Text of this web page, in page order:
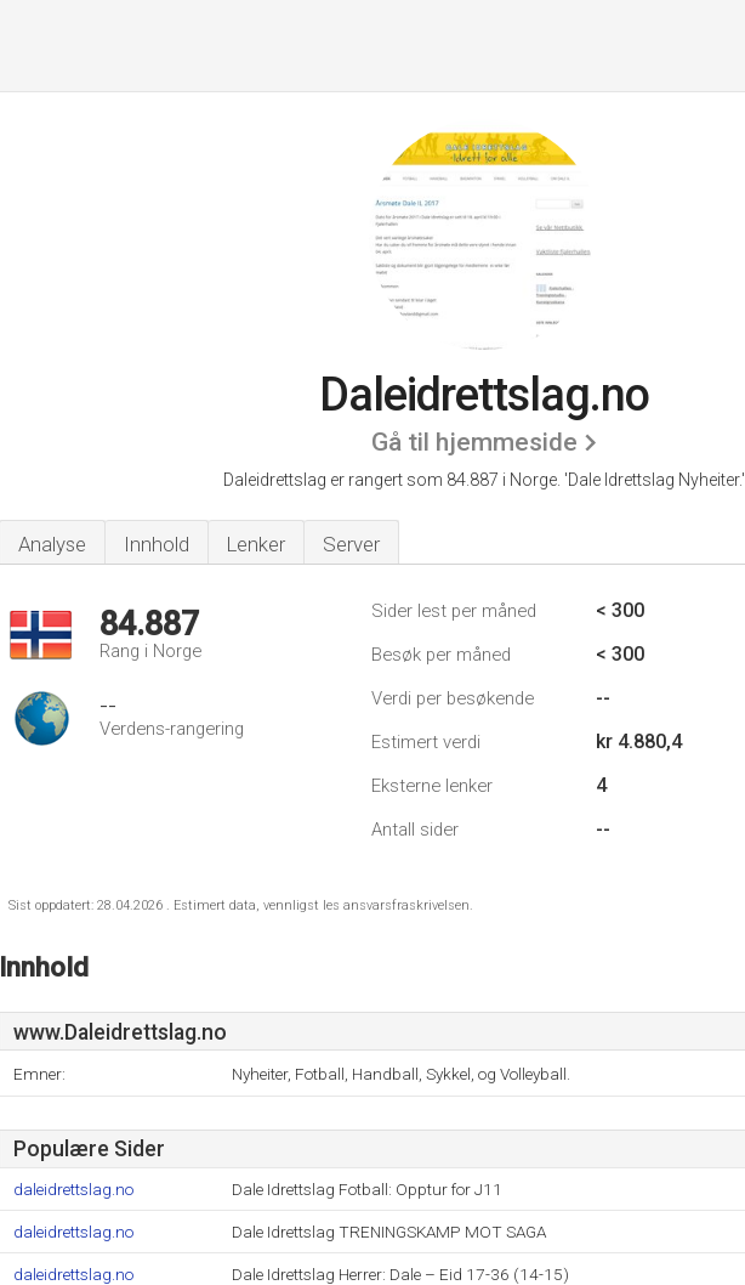
Daleidrettslag.no
Gå til hjemmeside
Daleidrettslag er rangert som 84.887 i Norge. 'Dale Idrettslag Nyheiter.'
Analyse Innhold Lenker Server
84.887
Rang i Norge
--
Verdens-rangering
Sider lest per måned < 300
Besøk per måned < 300
Verdi per besøkende --
Estimert verdi kr 4.880,4
Eksterne lenker 4
Antall sider --
Sist oppdatert: 28.04.2026 . Estimert data, vennligst les ansvarsfraskrivelsen.
Innhold
www.Daleidrettslag.no
Emner: Nyheiter, Fotball, Handball, Sykkel, og Volleyball.
Populære Sider
daleidrettslag.no Dale Idrettslag Fotball: Opptur for J11
daleidrettslag.no Dale Idrettslag TRENINGSKAMP MOT SAGA
daleidrettslag.no Dale Idrettslag Herrer: Dale – Eid 17-36 (14-15)